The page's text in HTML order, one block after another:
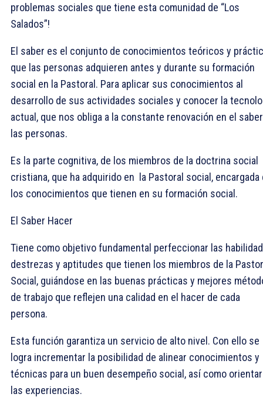
problemas sociales que tiene esta comunidad de “Los
Salados”!
El saber es el conjunto de conocimientos teóricos y
que las personas adquieren antes y durante su formación
social en la Pastoral. Para aplicar sus conocimientos al
desarrollo de sus actividades sociales y conocer la
actual, que nos obliga a la constante renovación en el
las personas.
Es la parte cognitiva, de los miembros de la doctrina social
cristiana, que ha adquirido en la Pastoral social, encargada
los conocimientos que tienen en su formación social.
El Saber Hacer
Tiene como objetivo fundamental perfeccionar las
destrezas y aptitudes que tienen los miembros de la
Social, guiándose en las buenas prácticas y mejores
de trabajo que reflejen una calidad en el hacer de cada
persona.
Esta función garantiza un servicio de alto nivel. Con ello se
logra incrementar la posibilidad de alinear conocimientos y
técnicas para un buen desempeño social, así como orientar
las experiencias.